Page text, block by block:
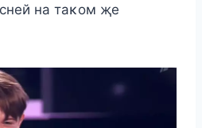
на таκοм җе